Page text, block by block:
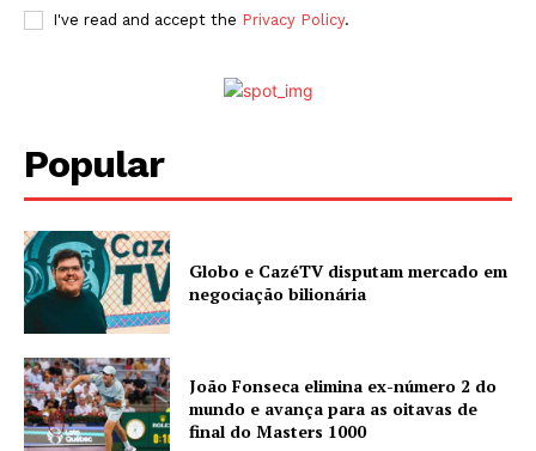
I've read and accept the Privacy Policy.
Popular
Globo e CazéTV disputam mercado em
negociação bilionária
João Fonseca elimina ex-número 2 do
mundo e avança para as oitavas de
final do Masters 1000